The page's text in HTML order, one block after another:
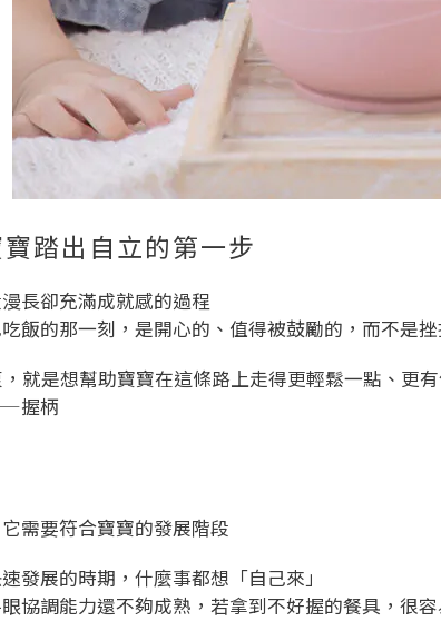
踏出自立的第一步
長卻充滿成就感的過程
飯的那一刻，是開心的、值得被鼓勵的，而不是
就是想幫助寶寶在這條路上走得更輕鬆一點、更
握柄
需要符合寶寶的發展階段
發展的時期，什麼事都想「自己來」
協調能力還不夠成熟，若拿到不好握的餐具，很容